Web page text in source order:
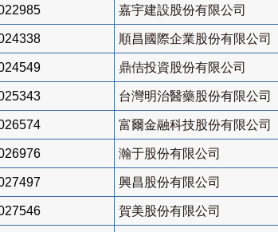
嘉宇建設股份有限公司
順昌國際企業股份有限公司
鼎佶投資股份有限公司
台灣明治醫藥股份有限公司
富爾金融科技股份有限公司
瀚于股份有限公司
興昌股份有限公司
賀美股份有限公司